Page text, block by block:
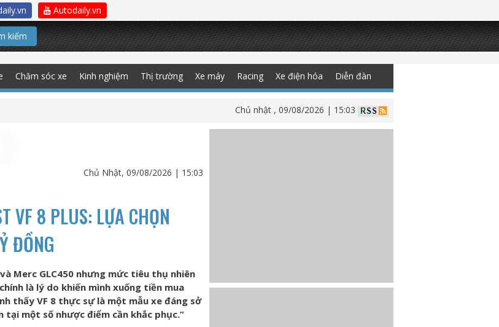
Autodaily.vn
kiếm
Chăm sóc xe Kinh nghiệm Thị trường Xe máy Racing Xe điện hóa Diễn đàn
Chủ nhật , 09/08/2026 | 15:03
Chủ Nhật, 09/08/2026 | 15:03
VF 8 PLUS: LỰA CHỌN
ĐỒNG
Merc GLC450 nhưng mức tiêu thụ nhiên
là lý do khiến mình xuống tiền mua
thấy VF 8 thực sự là một mẫu xe đáng sở
một số nhược điểm cần khắc phục.”